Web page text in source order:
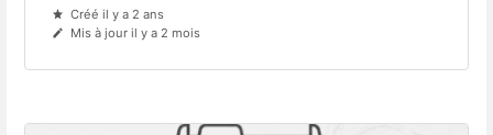
Créé il y a 2 ans
Mis à jour il y a 2 mois